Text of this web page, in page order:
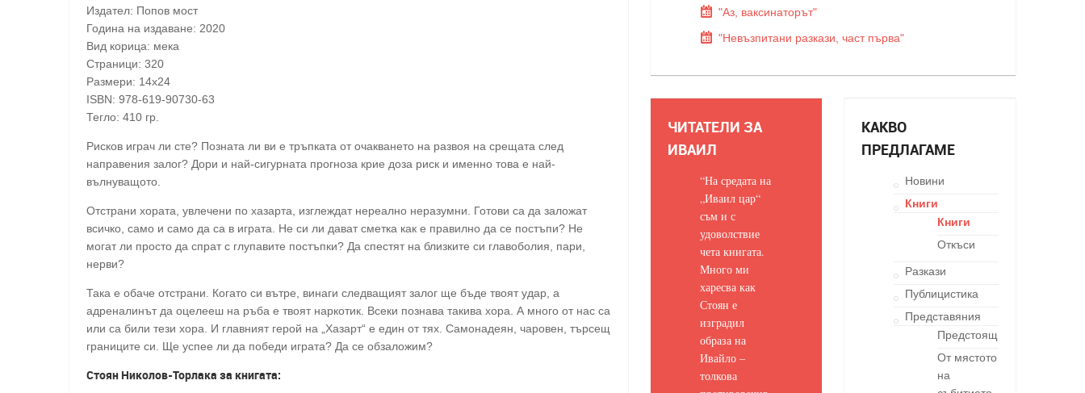
Издател: Попов мост
Година на издаване: 2020
Вид корица: мека
Страници: 320
Размери: 14х24
ISBN: 978-619-90730-63
Тегло: 410 гр.
Рисков играч ли сте? Позната ли ви е тръпката от очакването на развоя на срещата след
направения залог? Дори и най-сигурната прогноза крие доза риск и именно това е най-
вълнуващото.
Отстрани хората, увлечени по хазарта, изглеждат нереално неразумни. Готови са да заложат
всичко, само и само да са в играта. Не си ли дават сметка как е правилно да се постъпи? Не
могат ли просто да спрат с глупавите постъпки? Да спестят на близките си главоболия, пари,
нерви?
Така е обаче отстрани. Когато си вътре, винаги следващият залог ще бъде твоят удар, а
адреналинът да оцелееш на ръба е твоят наркотик. Всеки познава такива хора. А много от нас са
или са били тези хора. И главният герой на „Хазарт“ е един от тях. Самонадеян, чаровен, търсещ
границите си. Ще успее ли да победи играта? Да се обзаложим?
Стоян Николов-Торлака за книгата:
"Аз, ваксинаторът"
"Невъзпитани разкази, част първа"
ЧИТАТЕЛИ ЗА
ИВАИЛ
“На средата на
„Иваил цар“
съм и с
удоволствие
чета книгата.
Много ми
харесва как
Стоян е
изградил
образа на
Ивайло –
толкова
КАКВО
ПРЕДЛАГАМЕ
Новини
Книги
Книги
Откъси
Разкази
Публицистика
Представяния
Предстоящи
От мястото
на